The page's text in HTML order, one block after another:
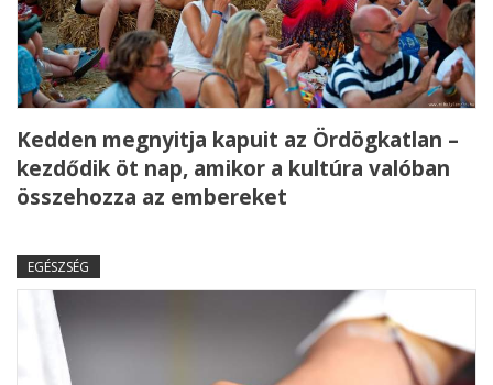
Kedden megnyitja kapuit az Ördögkatlan –
kezdődik öt nap, amikor a kultúra valóban
összehozza az embereket
EGÉSZSÉG